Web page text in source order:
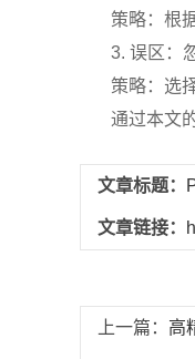
策略：根
3. 误区：
策略：选
通过本文
文章标题：
文章链接：
上一篇： 高